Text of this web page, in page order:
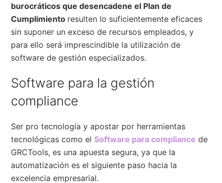
burocráticos que desencadene el Plan de
Cumplimiento resulten lo suficientemente eficaces
sin suponer un exceso de recursos empleados, y
para ello será imprescindible la utilización de
software de gestión especializados.
Software para la gestión
compliance
Ser pro tecnología y apostar por herramientas
tecnológicas como el Software para compliance de
GRCTools, es una apuesta segura, ya que la
automatización es el siguiente paso hacia la
excelencia empresarial.